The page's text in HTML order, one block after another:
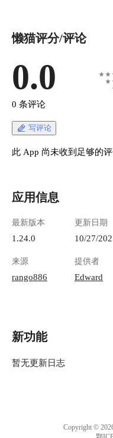
懒猫评分/评论
0.0
0 条评论
写评论
此 App 尚未收到足够的
应用信息
最新版本
1.24.0
更新日期
10/27/
来源
rango886
提供者
Edward
新功能
暂无更新日志
Copyright ©